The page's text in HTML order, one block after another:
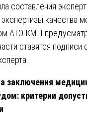
составления
качества
АТЭ КМП
ставятся подписи
заключения
критерии